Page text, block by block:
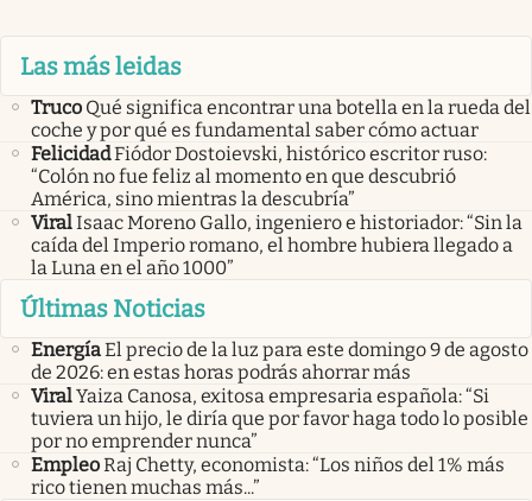
Las más leidas
Truco Qué significa encontrar una botella en la rueda del
coche y por qué es fundamental saber cómo actuar
FelicidadFiódor Dostoievski, histórico escritor ruso:
“Colón no fue feliz al momento en que descubrió
América, sino mientras la descubría”
ViralIsaac Moreno Gallo, ingeniero e historiador: “Sin la
caída del Imperio romano, el hombre hubiera llegado a
la Luna en el año 1000”
Últimas Noticias
EnergíaEl precio de la luz para este domingo 9 de agosto
de 2026: en estas horas podrás ahorrar más
ViralYaiza Canosa, exitosa empresaria española: “Si
tuviera un hijo, le diría que por favor haga todo lo posible
por no emprender nunca”
EmpleoRaj Chetty, economista: “Los niños del 1% más
rico tienen muchas más...”